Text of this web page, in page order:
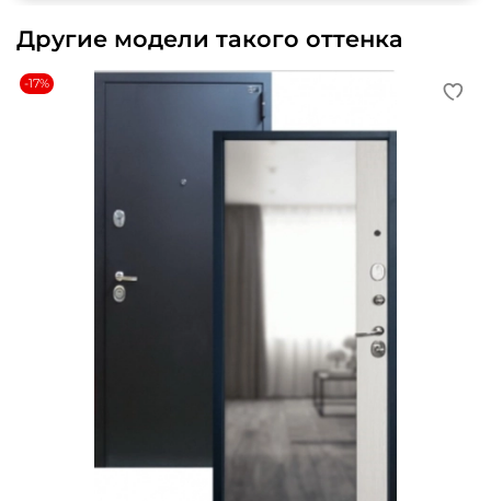
Другие модели такого оттенка
-17%